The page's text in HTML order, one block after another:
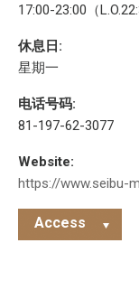
17:00-23:00（
休息日:
星期一
电话号码:
81-197-62-3077
Website:
https://www.seibu-
Access